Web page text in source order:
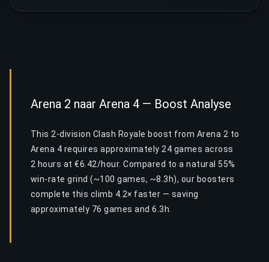
Arena 2 naar Arena 4 — Boost Analyse
This 2-division Clash Royale boost from Arena 2 to
Arena 4 requires approximately 24 games across
2 hours at €6.42/hour. Compared to a natural 55%
win-rate grind (~100 games, ~8.3h), our boosters
complete this climb 4.2× faster — saving
approximately 76 games and 6.3h.